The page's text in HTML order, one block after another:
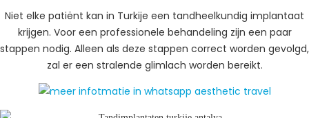
Niet elke patiënt kan in Turkije een tandheelkundig implantaat
krijgen. Voor een professionele behandeling zijn een paar
stappen nodig. Alleen als deze stappen correct worden gevolgd,
zal er een stralende glimlach worden bereikt.